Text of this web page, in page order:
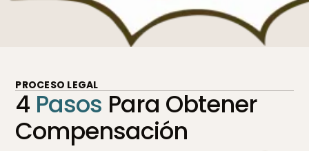
PROCESO LEGAL
4 Pasos Para Obtener
Compensación